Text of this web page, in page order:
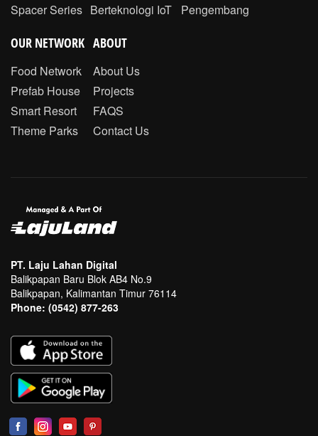
Spacer Series Berteknologi IoT
Pengembang
OUR NETWORK
Food Network
Prefab House
Smart Resort
Theme Parks
ABOUT
About Us
Projects
FAQS
Contact Us
PT. Laju Lahan Digital
Balikpapan Baru Blok AB4 No.9
Balikpapan, Kalimantan Timur 76114
Phone: (0542) 877-263